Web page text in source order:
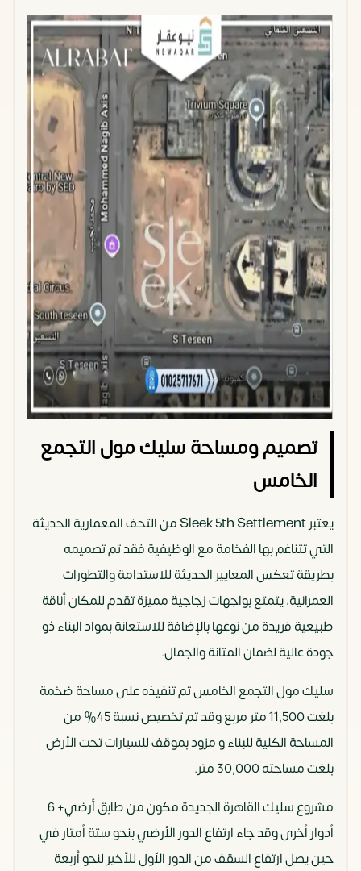
تصميم ومساحة سليك مول التجمع
الخامس
يعتبر Sleek 5th Settlement من التحف المعمارية الحديثة
التي تتناغم بها الفخامة مع الوظيفية فقد تم تصميمه
بطريقة تعكس المعايير الحديثة للاستدامة والتطورات
العمرانية، يتمتع بواجهات زجاجية مميزة تقدم للمكان أناقة
طبيعية فريدة من نوعها بالإضافة للاستعانة بمواد البناء ذو
جودة عالية لضمان المتانة والجمال.
سليك مول التجمع الخامس تم تنفيذه على مساحة ضخمة
بلغت 11,500 متر مربع وقد تم تخصيص نسبة 45% من
المساحة الكلية للبناء و مزود بموقف للسيارات تحت الأرض
بلغت مساحته 30,000 متر.
مشروع سليك القاهرة الجديدة مكون من طابق أرضي+ 6
أدوار أخرى وقد جاء ارتفاع الدور الأرضي بنحو ستة أمتار في
حين يصل ارتفاع السقف من الدور الأول للأخير لنحو أربعة